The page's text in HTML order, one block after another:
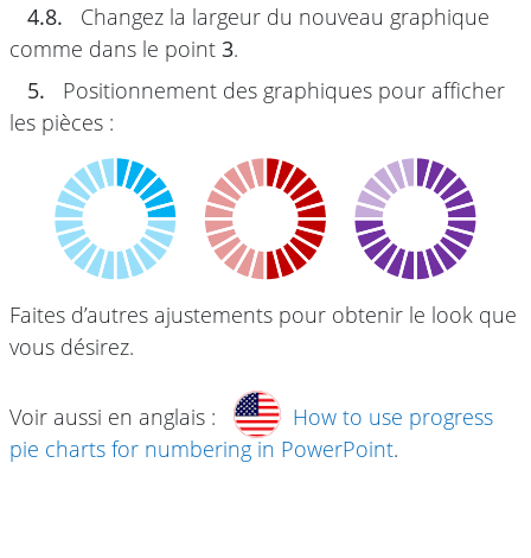
4.8.
Changez la largeur du nouveau graphique
comme dans le point 3.
5.
Positionnement des graphiques pour afficher
les pièces :
Faites d’autres ajustements pour obtenir le look que
vous désirez.
Voir aussi en anglais :
How to use progress
pie charts for numbering in PowerPoint.